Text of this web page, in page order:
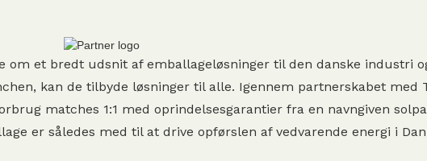
om et bredt udsnit af emballageløsninger til den danske industri
kan de tilbyde løsninger til alle. Igennem partnerskabet med
matches 1:1 med oprindelsesgarantier fra en navngiven
er således med til at drive opførslen af vedvarende energi i